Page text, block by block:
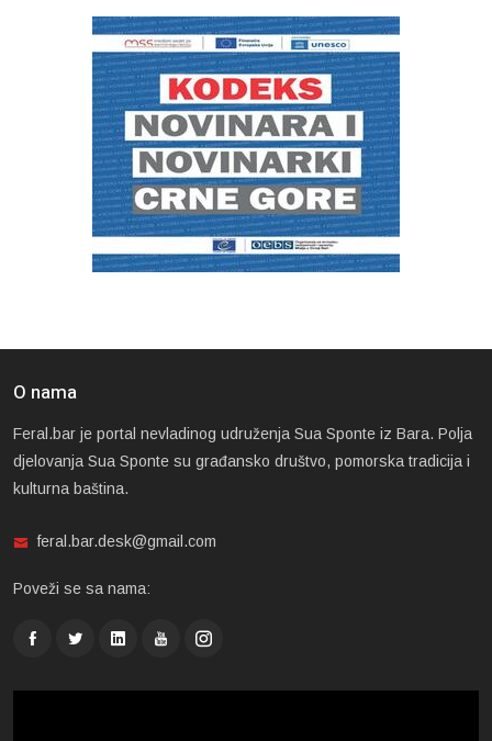
O nama
Feral.bar je portal nevladinog udruženja Sua Sponte iz Bara. Polja
djelovanja Sua Sponte su građansko društvo, pomorska tradicija i
kulturna baština.
feral.bar.desk@gmail.com
Poveži se sa nama: